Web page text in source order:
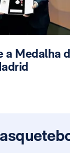
a Medalha